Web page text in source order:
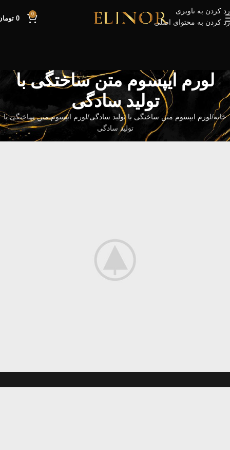
رد کردن به ناوبری
رد کردن به محتوای اصلی
0
0
لورم ایپسوم متن ساختگی با
تولید سادگی
خانه لورم ایپسوم متن ساختگی با تولید سادگی لورم ایپسوم متن ساختگی با
تولید سادگی